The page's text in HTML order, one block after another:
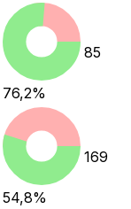
76,2%
85
54,8%
169